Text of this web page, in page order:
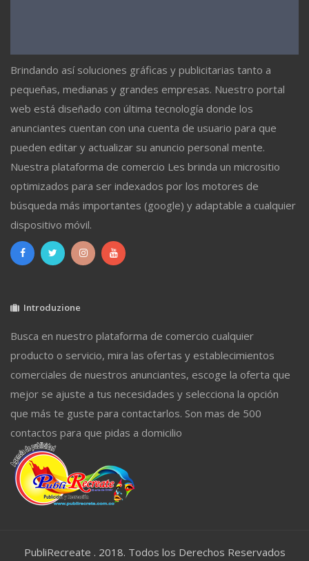
Brindando así soluciones gráficas y publicitarias tanto a
pequeñas, medianas y grandes empresas. Nuestro portal
web está diseñado con última tecnología donde los
anunciantes cuentan con una cuenta de usuario para que
pueden editar y actualizar su anuncio personal mente.
Nuestra plataforma de comercio Les brinda un micrositio
optimizados para ser indexados por los motores de
búsqueda más importantes (google) y adaptable a cualquier
dispositivo móvil.
Introduzione
Busca en nuestro plataforma de comercio cualquier
producto o servicio, mira las ofertas y establecimientos
comerciales de nuestros anunciantes, escoge la oferta que
mejor se ajuste a tus necesidades y selecciona la opción
que más te guste para contactarlos. Son mas de 500
contactos para que pidas a domicilio
PubliRecreate . 2018. Todos los Derechos Reservados